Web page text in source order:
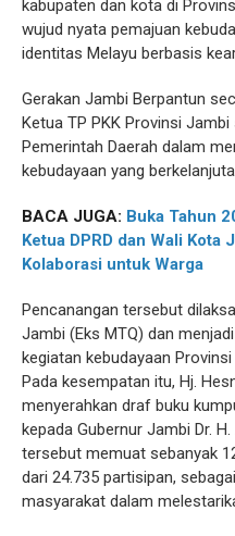
kabupaten dan kota di
wujud nyata pemajuan
identitas Melayu berbasis
Gerakan Jambi Berpantun
Ketua TP PKK Provinsi
Pemerintah Daerah dalam
kebudayaan yang
BACA JUGA: Buka Tahun
Ketua DPRD dan Wali Kota
Kolaborasi untuk Warga
Pencanangan tersebut
Jambi (Eks MTQ) dan
kegiatan kebudayaan
Pada kesempatan itu, Hj.
menyerahkan draf buku
kepada Gubernur Jambi Dr.
tersebut memuat sebanyak
dari 24.735 partisipan,
masyarakat dalam